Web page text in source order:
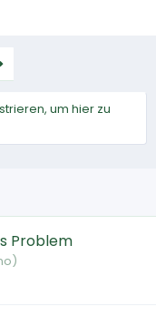
um hier zu
Problem